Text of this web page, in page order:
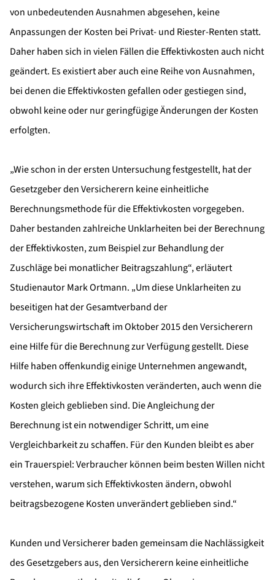
von unbedeutenden Ausnahmen abgesehen, keine
Anpassungen der Kosten bei Privat- und Riester-Renten statt.
Daher haben sich in vielen Fällen die Effektivkosten auch nicht
geändert. Es existiert aber auch eine Reihe von Ausnahmen,
bei denen die Effektivkosten gefallen oder gestiegen sind,
obwohl keine oder nur geringfügige Änderungen der Kosten
erfolgten.
„Wie schon in der ersten Untersuchung festgestellt, hat der
Gesetzgeber den Versicherern keine einheitliche
Berechnungsmethode für die Effektivkosten vorgegeben.
Daher bestanden zahlreiche Unklarheiten bei der Berechnung
der Effektivkosten, zum Beispiel zur Behandlung der
Zuschläge bei monatlicher Beitragszahlung“, erläutert
Studienautor Mark Ortmann. „Um diese Unklarheiten zu
beseitigen hat der Gesamtverband der
Versicherungswirtschaft im Oktober 2015 den Versicherern
eine Hilfe für die Berechnung zur Verfügung gestellt. Diese
Hilfe haben offenkundig einige Unternehmen angewandt,
wodurch sich ihre Effektivkosten veränderten, auch wenn die
Kosten gleich geblieben sind. Die Angleichung der
Berechnung ist ein notwendiger Schritt, um eine
Vergleichbarkeit zu schaffen. Für den Kunden bleibt es aber
ein Trauerspiel: Verbraucher können beim besten Willen nicht
verstehen, warum sich Effektivkosten ändern, obwohl
beitragsbezogene Kosten unverändert geblieben sind.“
Kunden und Versicherer baden gemeinsam die Nachlässigkeit
des Gesetzgebers aus, den Versicherern keine einheitliche